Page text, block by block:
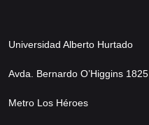
Universidad Alberto Hurtado
Avda. Bernardo O’Higgins 1825
Metro Los Héroes